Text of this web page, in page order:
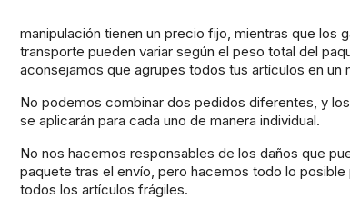
manipulación tienen un precio fijo, mientras que los
transporte pueden variar según el peso total del
aconsejamos que agrupes todos tus artículos en un
No podemos combinar dos pedidos diferentes, y
se aplicarán para cada uno de manera individual.
No nos hacemos responsables de los daños que
paquete tras el envío, pero hacemos todo lo posible
todos los artículos frágiles.